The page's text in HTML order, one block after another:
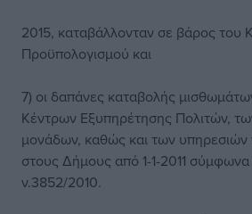
2015, καταβάλλονταν σε βάρος του
Προϋπολογισμού και
7) οι δαπάνες καταβολής
Κέντρων Εξυπηρέτησης Πολιτών,
μονάδων, καθώς και των
στους Δήμους από 1-1-2011 σύμφωνα
ν.3852/2010.